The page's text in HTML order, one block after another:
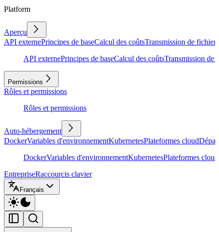
Platform
Aperçu
API externePrincipes de baseCalcul des coûtsTransmission de fichiers
API externePrincipes de baseCalcul des coûtsTransmission de
Permissions
Rôles et permissions
Rôles et permissions
Auto-hébergement
DockerVariables d'environnementKubernetesPlateformes cloud
DockerVariables d'environnementKubernetesPlateformes cloud
EntrepriseRaccourcis clavier
Français